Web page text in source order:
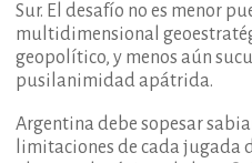
Sur. El desafío no es menor
multidimensional
geopolítico, y menos aún
pusilanimidad apátrida.
Argentina debe sopesar
limitaciones de cada jugada